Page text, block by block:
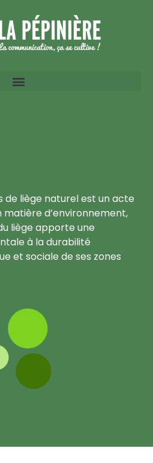
de liège naturel est un acte
matière d’environnement,
liège apporte une
à la durabilité
et sociale de ses zones